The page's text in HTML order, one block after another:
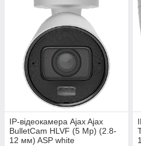
IP-відеокамера Ajax Ajax
BulletCam HLVF (5 Mp) (2.8-
12 мм) ASP white